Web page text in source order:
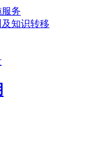
服务
及知识转移